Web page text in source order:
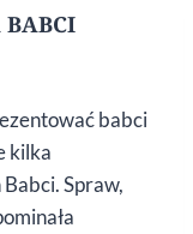
BABCI
babci
kilka
Spraw,